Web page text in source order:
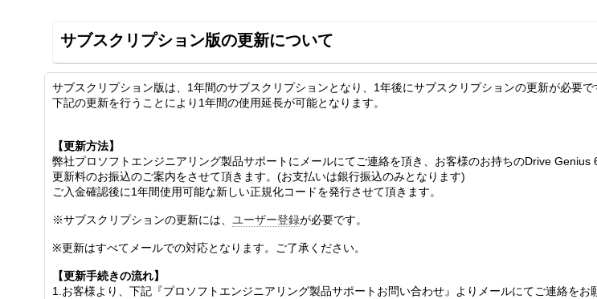
サブスクリプション版の更新について
サブスクリプション版は、1年間のサブスクリプションとなり、1年後にサブスクリプションの更新が必要で
下記の更新を行うことにより1年間の使用延長が可能となります。
【更新方法】
弊社プロソフトエンジニアリング製品サポートにメールにてご連絡を頂き、お客様のお持ちのDrive
更新料のお振込のご案内をさせて頂きます。(お支払いは銀行振込のみとなります)
ご入金確認後に1年間使用可能な新しい正規化コードを発行させて頂きます。
※サブスクリプションの更新には、 ユーザー登録が必要です。
※更新はすべてメールでの対応となります。ご了承ください。
【更新手続きの流れ】
1.お客様より、 下記『プロソフトエンジニアリング製品サポートお問い合わせ』よりメールにてご連絡をお